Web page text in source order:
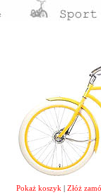
Pokaż koszyk Złóż